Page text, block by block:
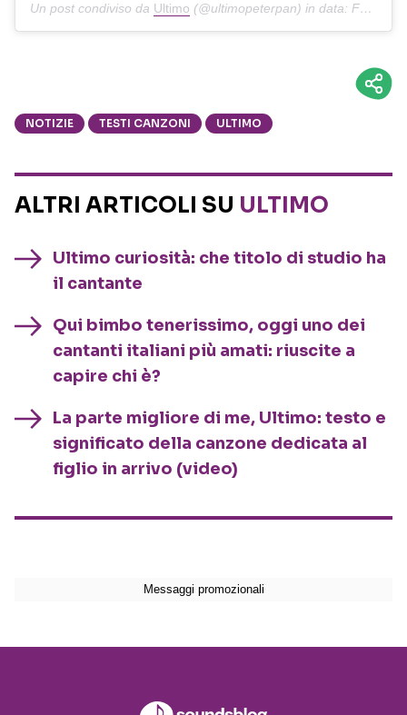
Un post condiviso da Ultimo (@ultimopeterpan) in data: Feb 10, 2019 at 12:09 PST
NOTIZIE TESTI CANZONI ULTIMO
ALTRI ARTICOLI SU ULTIMO
Ultimo curiosità: che titolo di studio ha
il cantante
Qui bimbo tenerissimo, oggi uno dei
cantanti italiani più amati: riuscite a
capire chi è?
La parte migliore di me, Ultimo: testo e
significato della canzone dedicata al
figlio in arrivo (video)